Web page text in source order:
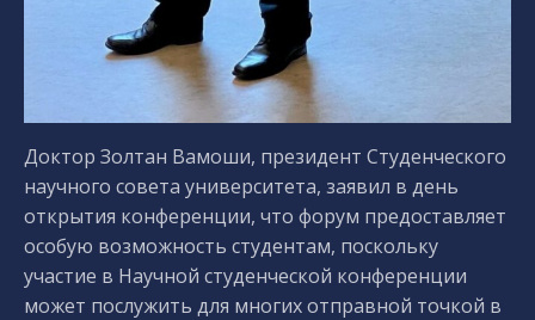
Доктор Золтан Вамоши, президент Студенческого
научного совета университета, заявил в день
открытия конференции, что форум предоставляет
особую возможность студентам, поскольку
участие в Научной студенческой конференции
может послужить для многих отправной точкой в ​​